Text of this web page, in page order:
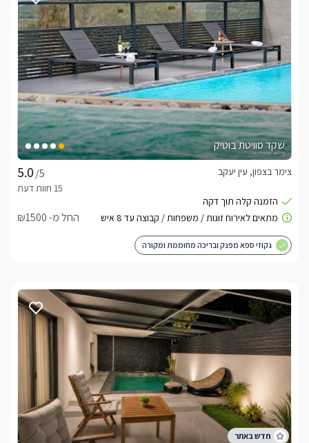
סוויטת האירוח "דלמור" בנויה במתחם פרטי לחלוטין, בעלת סלון
ישיבה מעוצב עם טלוויזיה חכמה איכותית וחדישה המחוברת לכבלי
YES, מטבחון מאובזר עם מכונת קפה, ופינת בר זוגית. לסוויטה חדר
שינה פרטי במרכזו ניצבת מיטה זוגית מפנקת, למולה מראה
מעוצבת וטלוויזיה. עם חדר רחצה אינטימי בו מקלחון ושירותים.
אזור החוץ הפרטי
הסוויטה.עם מדשאה עליה פינות ישיבה מראטן, עם שולחנות קפה
הבריכה ניצבות זוג כורסאות ראטן אישיות, פינת ברביקיו, כסאות
ושולחנות.
כלול באירוח
חלב , קפסולות למכונת האספרסו, שוקולדים, פינת קפה , עוגיות
סבונים, נעלי בית ,מגבות רכות וחלוקי רחצה.  בתיאום מראש
ותשלום נוסף: תוכלו להתפנק מעיסוי זוגי/יחיד, קישוטים לחדר
,ליהנות מארוחת בוקר עשירה.
ארוחות
בתיאום מראש ובתוספת תשלום ניתן ארוחות בוקר עד הסוויטה.
לצפייה במדיניות ותנאי הזמנה -לחצו כאן
שקד סוויטת בוטיק
/5
צימר בצפון, עין יעקב
החל מ- ₪1500
גקוזי ספא מפנק ובריכה מחוממת ומקורה